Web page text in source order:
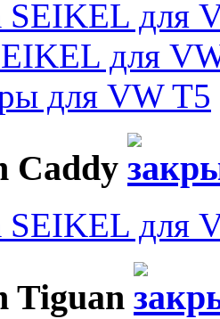
SEIKEL для
для
для VW T5
Caddy
SEIKEL для
Tiguan